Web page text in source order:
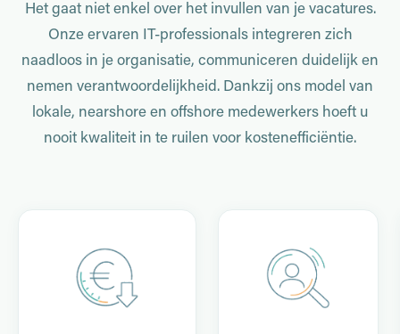
Het gaat niet enkel over het invullen van je vacatures.
Onze ervaren IT-professionals integreren zich
naadloos in je organisatie, communiceren duidelijk en
nemen verantwoordelijkheid. Dankzij ons model van
lokale, nearshore en offshore medewerkers hoeft u
nooit kwaliteit in te ruilen voor kostenefficiëntie.